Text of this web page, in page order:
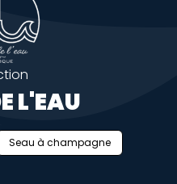
L'EAU
Seau à champagne